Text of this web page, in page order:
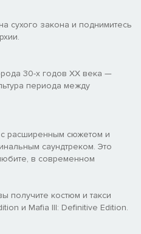
сухого закона и поднимитесь
30-х годов XX века —
периода между
расширенным сюжетом и
саундтреком. Это
в современном
получите костюм и такси
и Mafia III: Definitive Edition.